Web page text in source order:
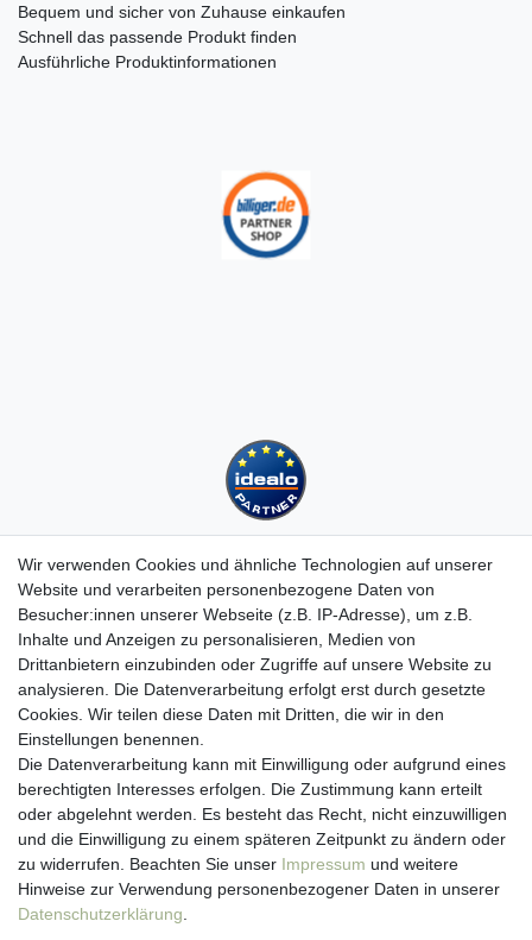
Bequem und sicher von Zuhause einkaufen
Schnell das passende Produkt finden
Ausführliche Produktinformationen
Kundenservice
Hotline: 07452 - 847 162 0
Kontakt
Anmelden
Registrieren
Newsletter
Versand & Lieferung
Zahlungsarten
viasalutis
Mehr zu viasalutis
Beratungscenter Haut
Wir verwenden Cookies und ähnliche Technologien auf unserer
Website und verarbeiten personenbezogene Daten von
Besucher:innen unserer Webseite (z.B. IP-Adresse), um z.B.
Inhalte und Anzeigen zu personalisieren, Medien von
Drittanbietern einzubinden oder Zugriffe auf unsere Website zu
analysieren. Die Datenverarbeitung erfolgt erst durch gesetzte
Cookies. Wir teilen diese Daten mit Dritten, die wir in den
Einstellungen benennen.
Die Datenverarbeitung kann mit Einwilligung oder aufgrund eines
berechtigten Interesses erfolgen. Die Zustimmung kann erteilt
oder abgelehnt werden. Es besteht das Recht, nicht einzuwilligen
und die Einwilligung zu einem späteren Zeitpunkt zu ändern oder
zu widerrufen. Beachten Sie unser Impressum und weitere
Hinweise zur Verwendung personenbezogener Daten in unserer
Daten­schutz­erklärung